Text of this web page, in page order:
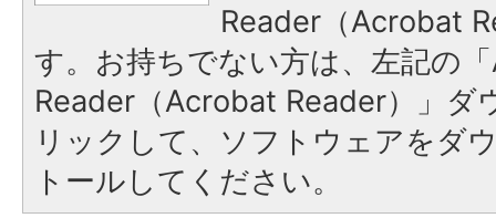
Reader（Acrobat
す。お持ちでない方は、左記の
Reader（Acrobat Reader）」ダ
リックして、ソフトウェアをダ
トールしてください。